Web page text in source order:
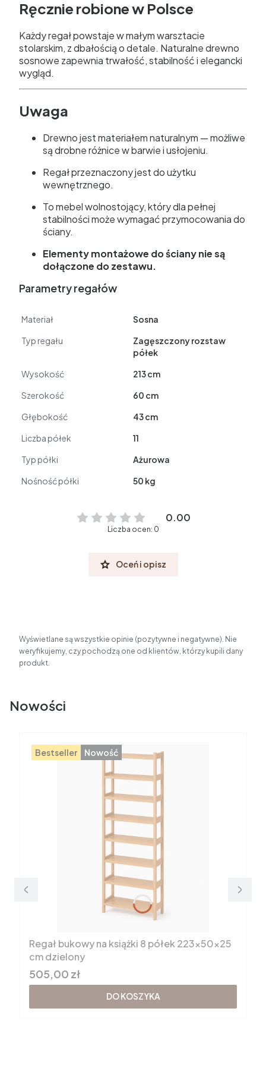
Ręcznie robione w Polsce
Każdy regał powstaje w małym warsztacie
stolarskim, z dbałością o detale. Naturalne drewno
sosnowe zapewnia trwałość, stabilność i elegancki
wygląd.
Uwaga
Drewno jest materiałem naturalnym — możliwe
są drobne różnice w barwie i usłojeniu.
Regał przeznaczony jest do użytku
wewnętrznego.
To mebel wolnostojący, który dla pełnej
stabilności może wymagać przymocowania do
ściany.
Elementy montażowe do ściany nie są
dołączone do zestawu.
Parametry regałów
Materiał
Sosna
Typ regału
Zagęszczony rozstaw
półek
Wysokość
213 cm
Szerokość
60 cm
Głębokość
43 cm
Liczba półek
11
Typ półki
Ażurowa
Nośność półki
50 kg
0.00
Liczba ocen: 0
Oceń i opisz
Wyświetlane są wszystkie opinie (pozytywne i negatywne). Nie
weryfikujemy, czy pochodzą one od klientów, którzy kupili dany
produkt.
Nowości
Bestseller Nowość
Regał bukowy na książki 8 półek 223x50x25
cm dzielony
Cena brutto
505,00 zł
DO KOSZYKA